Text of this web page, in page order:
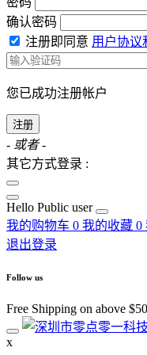
确认密码
注册即同意 用户协议
您已成功注册帐户
注册
- 或者 -
其它方式登录 :
Hello Public user
我的购物车 0 我的收藏 0
退出登录
Follow us
Free Shipping on above $50
x